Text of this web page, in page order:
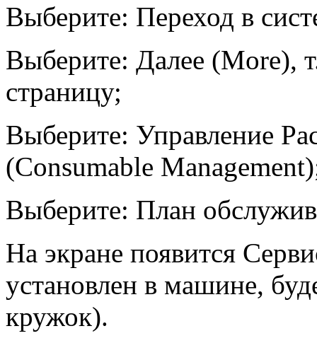
Выберите: Переход в
Выберите: Далее (More),
страницу;
Выберите: Управление
(Consumable
Выберите: План
На экране появится
установлен в машине,
кружок).